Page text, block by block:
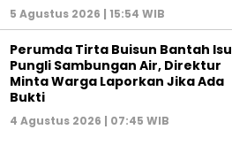
5 Agustus 2026 | 15:54 WIB
Perumda Tirta Buisun Bantah Isu
Pungli Sambungan Air, Direktur
Minta Warga Laporkan Jika Ada
Bukti
4 Agustus 2026 | 07:45 WIB